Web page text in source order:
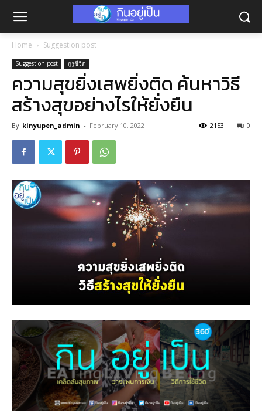
Home Suggestion post
Suggestion post กูรูชีวิต
ความสุขยิ่งเสพยิ่งติด ค้นหาวิธี
สร้างสุขอย่างไรให้ยั่งยืน
By kinyupen_admin - February 10, 2022 0
2153